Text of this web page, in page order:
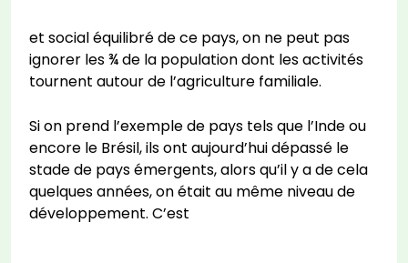
et social équilibré de ce pays, on ne peut pas
ignorer les ¾ de la population dont les activités
tournent autour de l’agriculture familiale.
Si on prend l’exemple de pays tels que l’Inde ou
encore le Brésil, ils ont aujourd’hui dépassé le
stade de pays émergents, alors qu’il y a de cela
quelques années, on était au même niveau de
développement. C’est